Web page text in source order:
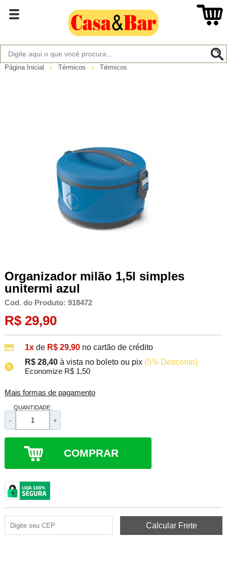
Página Inicial Térmicos Térmicos
Organizador milão 1,5l simples
unitermi azul
Cod. do Produto: 918472
R$ 29,90
1xde R$ 29,90 no cartão de crédito
R$ 28,40 à vista no boleto ou pix (5% Desconto)
Economize R$ 1,50
Mais formas de pagamento
QUANTIDADE:
- +
COMPRAR